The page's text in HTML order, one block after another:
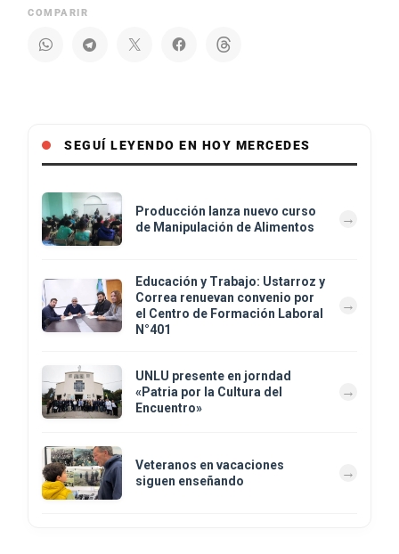
COMPARIR
SEGUÍ LEYENDO EN HOY MERCEDES
Producción lanza nuevo curso
de Manipulación de Alimentos
Educación y Trabajo: Ustarroz y
Correa renuevan convenio por
el Centro de Formación Laboral
N°401
UNLU presente en jorndad
«Patria por la Cultura del
Encuentro»
Veteranos en vacaciones
siguen enseñando